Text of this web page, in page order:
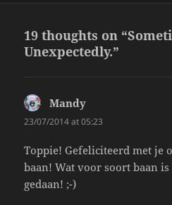
19 thoughts on
Unexpectedly.”
Mandy
23/07/2014 at 05:23
Toppie! Gefeliciteerd met je
baan! Wat voor soort baan
gedaan! ;-)